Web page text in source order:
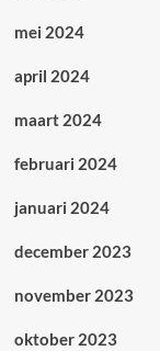
mei 2024
april 2024
maart 2024
februari 2024
januari 2024
december 2023
november 2023
oktober 2023